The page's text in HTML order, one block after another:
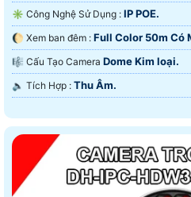
✳️ Công Nghệ Sử Dụng : IP POE.
🌔 Xem ban đêm : Full Color 50m Có
🎼️ Cấu Tạo Camera Dome Kim loại.
️🔈 Tích Hợp : Thu Âm.